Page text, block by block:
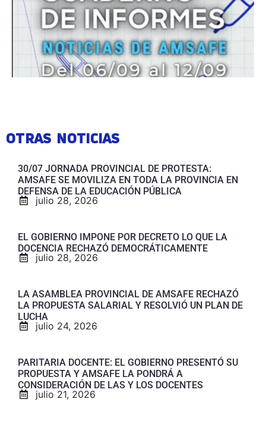
OTRAS NOTICIAS
30/07 JORNADA PROVINCIAL DE PROTESTA:
AMSAFE SE MOVILIZA EN TODA LA PROVINCIA EN
DEFENSA DE LA EDUCACIÓN PÚBLICA
julio 28, 2026
EL GOBIERNO IMPONE POR DECRETO LO QUE LA
DOCENCIA RECHAZÓ DEMOCRÁTICAMENTE
julio 28, 2026
LA ASAMBLEA PROVINCIAL DE AMSAFE RECHAZÓ
LA PROPUESTA SALARIAL Y RESOLVIÓ UN PLAN DE
LUCHA
julio 24, 2026
PARITARIA DOCENTE: EL GOBIERNO PRESENTÓ SU
PROPUESTA Y AMSAFE LA PONDRÁ A
CONSIDERACIÓN DE LAS Y LOS DOCENTES
julio 21, 2026